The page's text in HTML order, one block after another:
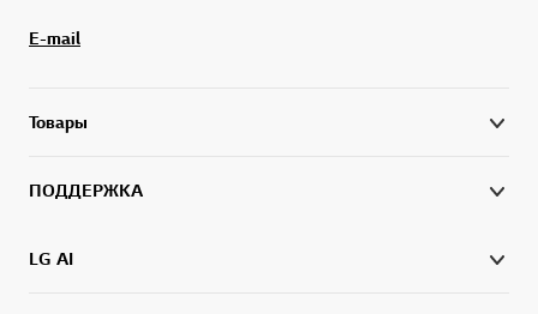
E-mail
Товары
ПОДДЕРЖКА
LG AI